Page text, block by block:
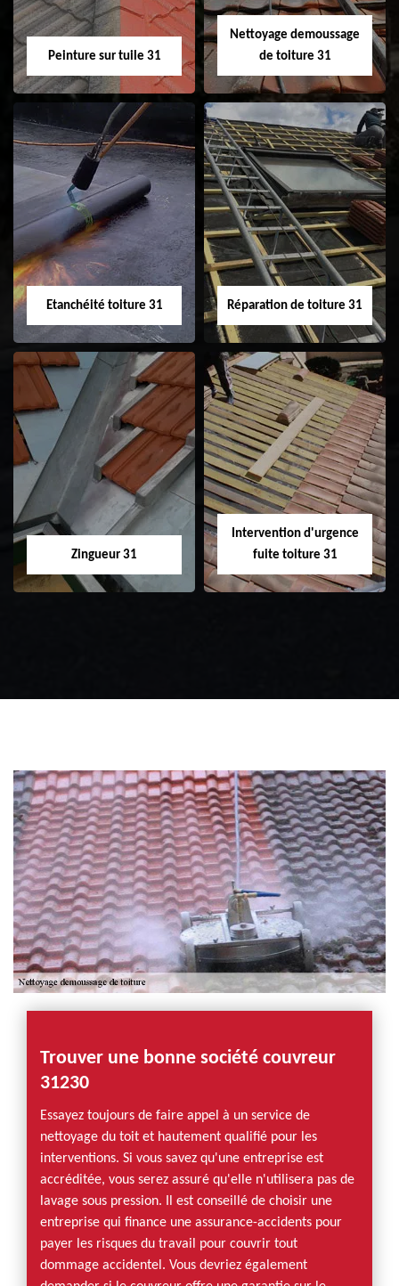
Peinture sur tuile 31
Peinture sur tuile
31
Nettoyage demoussage
de toiture 31
Nettoyage
demoussage de
toiture 31
Etanchéité toiture 31
Etanchéité toiture
31
Réparation de toiture 31
Réparation de
toiture 31
Zingueur 31
Intervention d'urgence
fuite toiture 31
Trouver une bonne société couvreur
31230
Essayez toujours de faire appel à un service de
nettoyage du toit et hautement qualifié pour les
interventions. Si vous savez qu'une entreprise est
accréditée, vous serez assuré qu'elle n'utilisera pas de
lavage sous pression. Il est conseillé de choisir une
entreprise qui finance une assurance-accidents pour
payer les risques du travail pour couvrir tout
dommage accidentel. Vous devriez également